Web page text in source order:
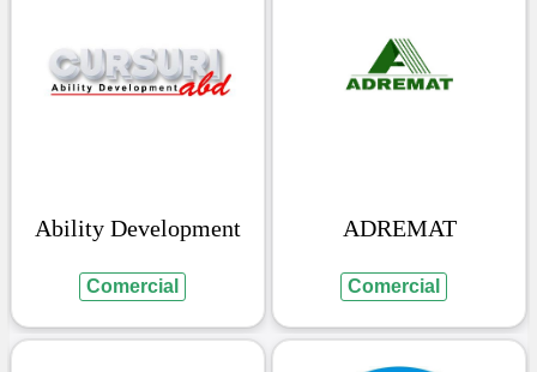
Ability Development
Comercial
ADREMAT
Comercial